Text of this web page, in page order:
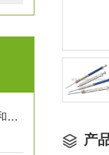
德国wika压力表威卡温度计在化工和石油行业的应用
产